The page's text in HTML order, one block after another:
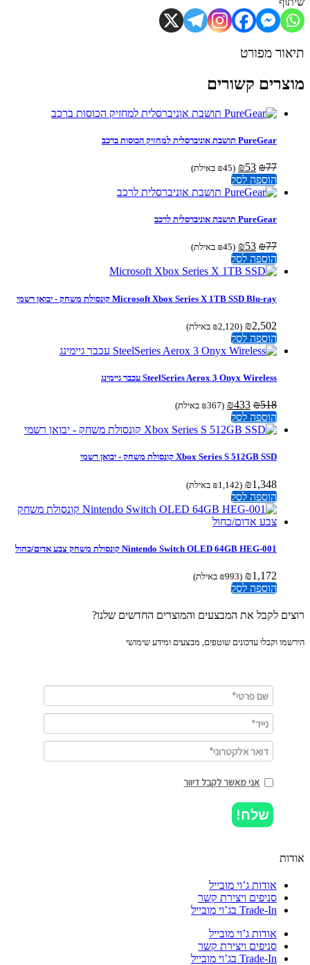
מפורט
קשורים
PureGear תושבת אוניברסלית למחזיק הכוסות ברכב
המחיר
המקורי
היה:
₪53 המחיר
הנוכחי
הוא:
(
₪45 באילת)
הוספה לסל
PureGear תושבת אוניברסלית לרכב
המחיר
המקורי
היה:
₪53 המחיר
הנוכחי
הוא:
(
₪45 באילת)
הוספה לסל
Microsoft Xbox Series X 1TB SSD Blu-ray קונסולת משחק - יבואן רשמי
₪2,502
(
₪2,120 באילת)
הוספה לסל
SteelSeries Aerox 3 Onyx Wireless עכבר גיימינג
₪המחיר
המקורי
היה:
₪ 433
המחיר
הנוכחי
הוא:
(
₪ 367 באילת)
הוספה לסל
Xbox Series S 512GB SSD קונסולת משחק - יבואן רשמי
₪1,348
(
₪1,142 באילת)
הוספה לסל
Nintendo Switch OLED 64GB HEG-001 קונסולת משחק צבע אדום/כחול
₪1,172
(
₪ 993 באילת)
הוספה לסל
לקבל את המבצעים והמוצרים החדשים שלנו?
וקבלו עדכונים שוטפים, מבצעים ומידע שימושי
אני מאשר לקבל דיוור
שלח!
אודות ג’וי מובייל
סניפים ויצירת קשר
Trade-In בג’וי מובייל
אודות ג’וי מובייל
סניפים ויצירת קשר
Trade-In בג’וי מובייל